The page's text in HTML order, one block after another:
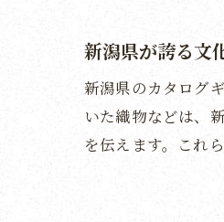
新潟県が誇る文
新潟県のカタログ
いた織物などは、
を伝えます。これ